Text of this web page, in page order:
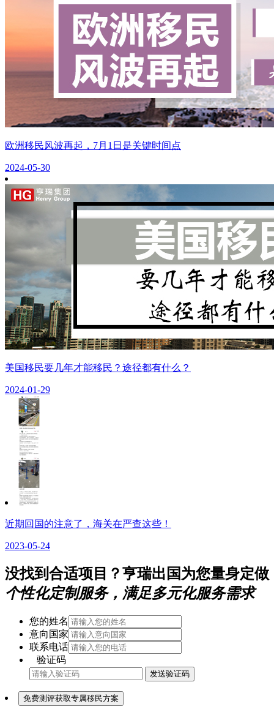
欧洲移民风波再起，7月1日是关键时间点
2024-05-30
美国移民要几年才能移民？途径都有什么？
2024-01-29
近期回国的注意了，海关在严查这些！
2023-05-24
没找到合适项目？亨瑞出国为您量身定做
个性化定制服务，满足多元化服务需求
您的姓名
意向国家
联系电话
验证码
发送验证码
免费测评获取专属移民方案